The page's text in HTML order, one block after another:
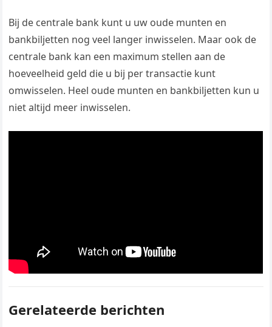
Bij de centrale bank kunt u uw oude munten en
bankbiljetten nog veel langer inwisselen. Maar ook de
centrale bank kan een maximum stellen aan de
hoeveelheid geld die u bij per transactie kunt
omwisselen. Heel oude munten en bankbiljetten kun u
niet altijd meer inwisselen.
Gerelateerde berichten